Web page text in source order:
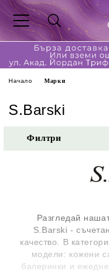
Начало Марки
S.Barski
Филтри
Разгледай
S.Barski -
качество. В
модели: кожени
балеринки и